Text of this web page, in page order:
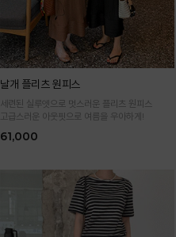
날개 플리츠 원피스
세련된 실루엣으로 멋스러운 플리츠 원피스
고급스러운 아웃핏으로 여름을 우아하게!
61,000